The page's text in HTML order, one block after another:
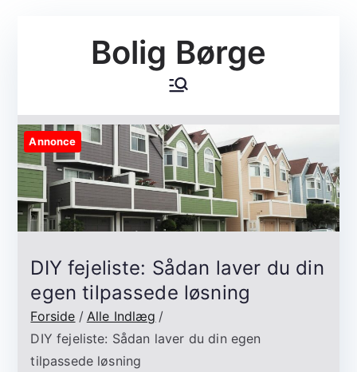
Bolig Børge
Annonce
DIY fejeliste: Sådan laver du din
egen tilpassede løsning
Forside
Alle Indlæg
DIY fejeliste: Sådan laver du din egen
tilpassede løsning